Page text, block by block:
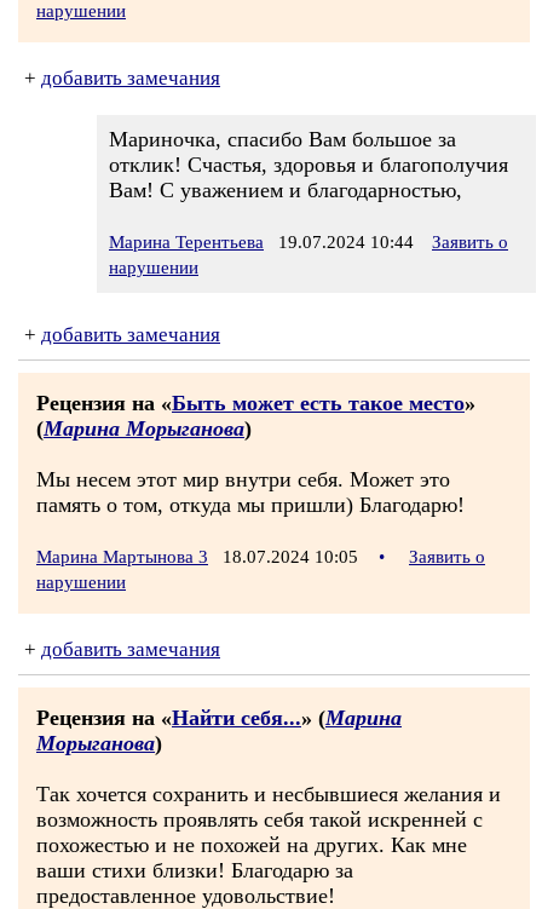
нарушении
+ добавить замечания
Мариночка, спасибо Вам большое за
отклик! Счастья, здоровья и благополучия
Вам! С уважением и благодарностью,
Марина Терентьева 19.07.2024 10:44
Заявить о
нарушении
+ добавить замечания
Рецензия на «Быть может есть такое место»
(Марина Морыганова)
Мы несем этот мир внутри себя. Может это
память о том, откуда мы пришли) Благодарю!
Марина Мартынова 3 18.07.2024 10:05 •
Заявить о
нарушении
+ добавить замечания
Рецензия на «Найти себя...» (Марина
Морыганова)
Так хочется сохранить и несбывшиеся желания и
возможность проявлять себя такой искренней с
похожестью и не похожей на других. Как мне
ваши стихи близки! Благодарю за
предоставленное удовольствие!